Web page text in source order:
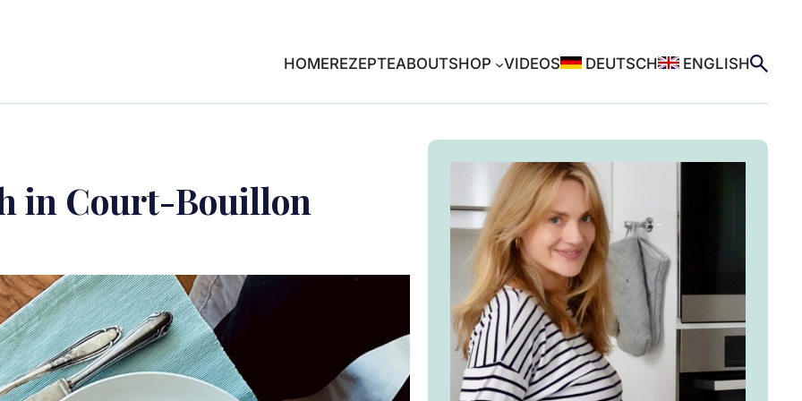
HOMEREZEPTEABOUTSHOP VIDEOS DEUTSCH ENGLISH
in Court-Bouillon